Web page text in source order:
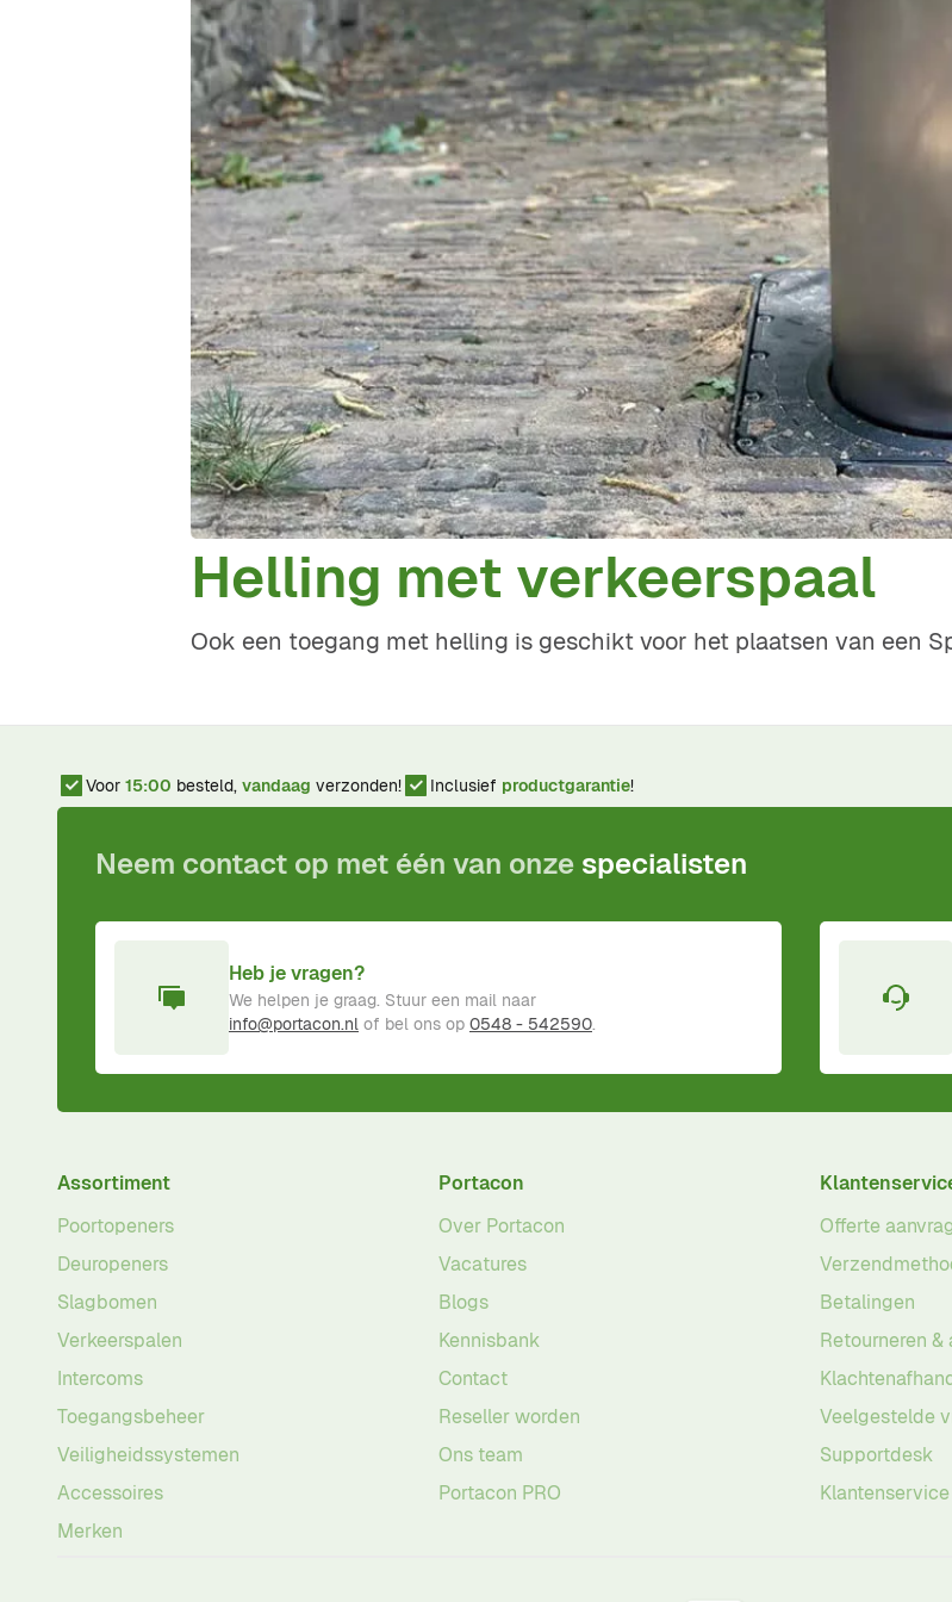
Helling met verkeerspaal
Ook een toegang met helling is geschikt voor het plaatsen van een
Voor 15:00 besteld, vandaag verzonden! Inclusief productgarantie!
Neem contact op met één van onze specialisten
Heb je vragen?
We helpen je graag. Stuur een mail naar
info@portacon.nl of bel ons op 0548 - 542590.
Assortiment
Poortopeners
Deuropeners
Slagbomen
Verkeerspalen
Intercoms
Toegangsbeheer
Veiligheidssystemen
Accessoires
Merken
Portacon
Over Portacon
Vacatures
Blogs
Kennisbank
Contact
Reseller worden
Ons team
Portacon PRO
Offerte
Betalingen
Retourneren &
Veelgestelde
Supportdesk
Klantenservice